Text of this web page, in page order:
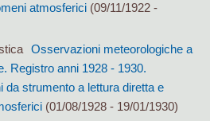
atmosferici(09/11/1922 -
Osservazioni meteorologiche a
Registro anni 1928 - 1930.
da strumento a lettura diretta e
(01/08/1928 - 19/01/1930)